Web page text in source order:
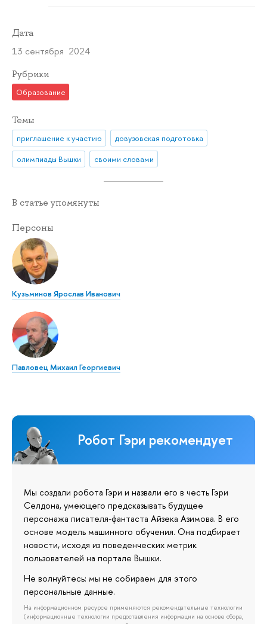
Дата
13 сентября 2024
Рубрики
Образование
Темы
приглашение к участию
довузовская подготовка
олимпиады Вышки
своими словами
В статье упомянуты
Персоны
Кузьминов Ярослав Иванович
Павловец Михаил Георгиевич
Робот Гэри рекомендует
Мы создали робота Гэри и назвали его в честь Гэри
Селдона, умеющего предсказывать будущее
персонажа писателя-фантаста Айзека Азимова. В его
основе модель машинного обучения. Она подбирает
новости, исходя из поведенческих метрик
пользователей на портале Вышки.
Не волнуйтесь: мы не собираем для этого
персональные данные.
На информационном ресурсе применяются рекомендательные технологии
(информационные технологии предоставления информации на основе сбора,